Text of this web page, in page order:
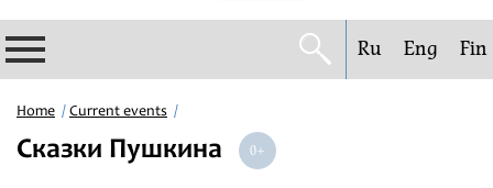
Philharmonic
Current events
Ru Eng Fin
Home Current events
Сказки Пушкина